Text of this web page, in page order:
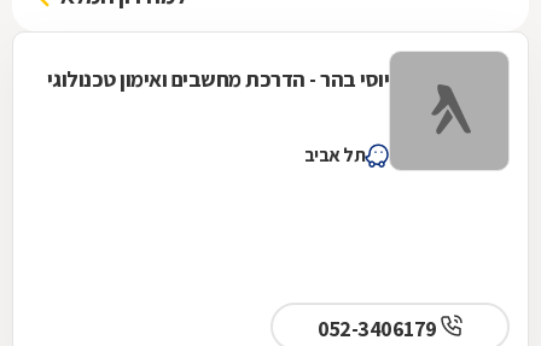
יוסי בהר - הדרכת מחשבים ואימון טכנולוגי
תל אביב